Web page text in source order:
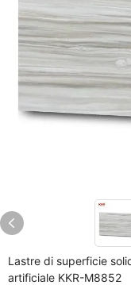
Lastre di superficie
artificiale KKR-M8852